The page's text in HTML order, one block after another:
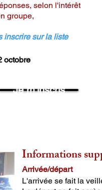
selon l'intérêt
groupe,
inscrire sur la liste
octobre
Je m'inscris
Informations
Arrivée/
L'arrivée se fait la